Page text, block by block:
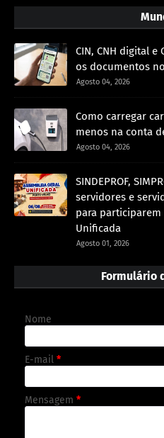
CIN, CNH digital e
os documentos
Agosto 04, 2026
Como carregar
menos na conta
Agosto 04, 2026
SINDEPROF,
servidores e
para participarem
Unificada
Agosto 01, 2026
Formulário
Nome
E-mail *
Mensagem *